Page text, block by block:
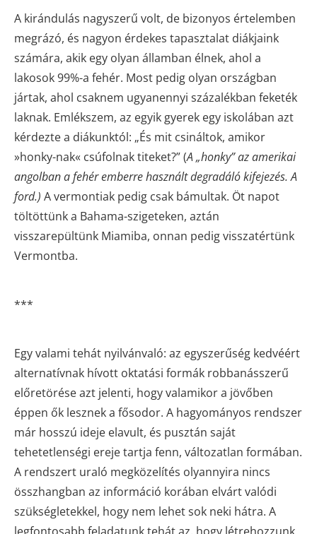
A kirándulás nagyszerű volt, de bizonyos értelemben
megrázó, és nagyon érdekes tapasztalat diákjaink
számára, akik egy olyan államban élnek, ahol a
lakosok 99%-a fehér. Most pedig olyan országban
jártak, ahol csaknem ugyanennyi százalékban feketék
laknak. Emlékszem, az egyik gyerek egy iskolában azt
kérdezte a diákunktól: „És mit csináltok, amikor
»honky-nak« csúfolnak titeket?” (A „honky” az amerikai
angolban a fehér emberrehasznált degradáló kifejezés. A
ford.) A vermontiak pedig csak bámultak. Öt napot
töltöttünk a Bahama-szigeteken, aztán
visszarepültünk Miamiba, onnan pedig visszatértünk
Vermontba.
***
Egy valami tehát nyilvánvaló: az egyszerűség kedvéért
alternatívnak hívott oktatási formák robbanásszerű
előretörése azt jelenti, hogy valamikor a jövőben
éppen ők lesznek a fősodor. A hagyományos rendszer
már hosszú ideje elavult, és pusztán saját
tehetetlenségi ereje tartja fenn, változatlan formában.
A rendszert uraló megközelítés olyannyira nincs
összhangban az információ korában elvárt valódi
szükségletekkel, hogy nem lehet sok neki hátra. A